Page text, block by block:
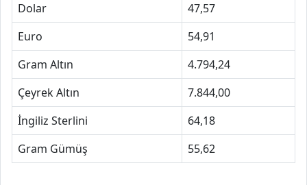
Dolar
47,57
Euro
54,91
Gram Altın
4.794,24
Çeyrek Altın
7.844,00
İngiliz Sterlini
64,18
Gram Gümüş
55,62